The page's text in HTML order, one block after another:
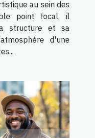
au sein des
point focal, il
structure et sa
d'une